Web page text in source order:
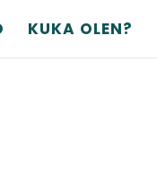
KUKA OLEN?